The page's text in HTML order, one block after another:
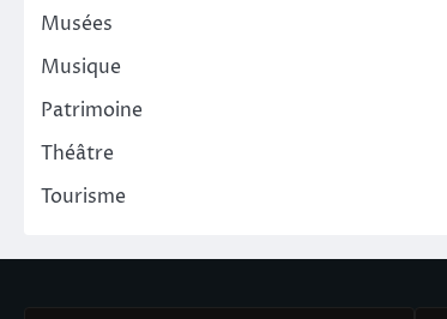
Musées
Musique
Patrimoine
Théâtre
Tourisme